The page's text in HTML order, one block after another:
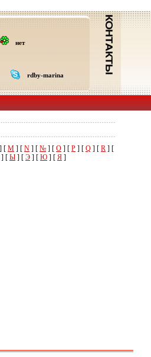
нет
rdby-marina
] [ M ] [ N ] [ № ] [ O ] [ P ] [ Q ] [ R ] [
] [ Ы ] [ Э ] [ Ю ] [ Я ]